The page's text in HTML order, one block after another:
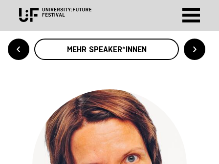
MEHR SPEAKER*INNEN